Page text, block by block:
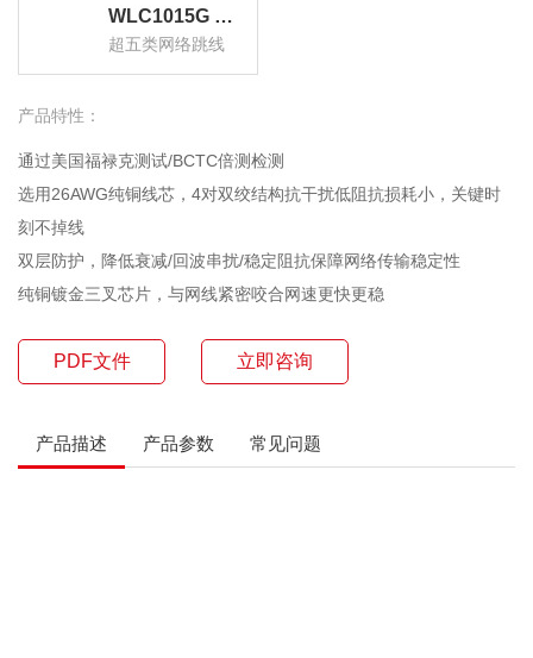
WLC1015G 超五类网线 百兆阻燃网络连接线 Cat5e超5类成品跳线 电脑宽带连接线 1.5米
超五类网络跳线
产品特性：
通过美国福禄克测试/BCTC倍测检测
选用26AWG纯铜线芯，4对双绞结构抗干扰低阻抗损耗小，关键时
刻不掉线
双层防护，降低衰减/回波串扰/稳定阻抗保障网络传输稳定性
纯铜镀金三叉芯片，与网线紧密咬合网速更快更稳
PDF文件 立即咨询
产品描述 产品参数 常见问题